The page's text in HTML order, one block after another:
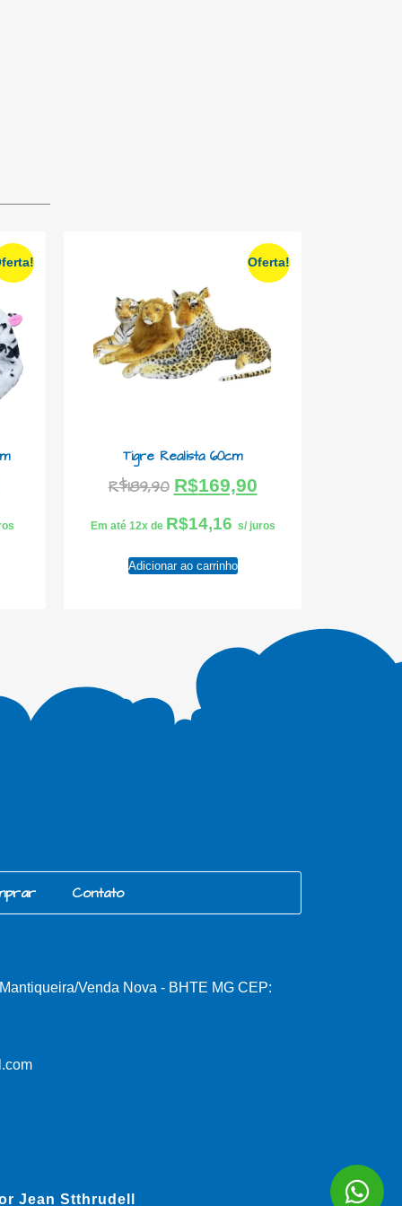
Oferta!
Tigre Realista 60cm
R$189,90 R$169,90
Em até 12x de R$14,16 s/ juros
Adicionar ao carrinho
Contato
Venda Nova - BHTE MG CEP:
Jean Stthrudell